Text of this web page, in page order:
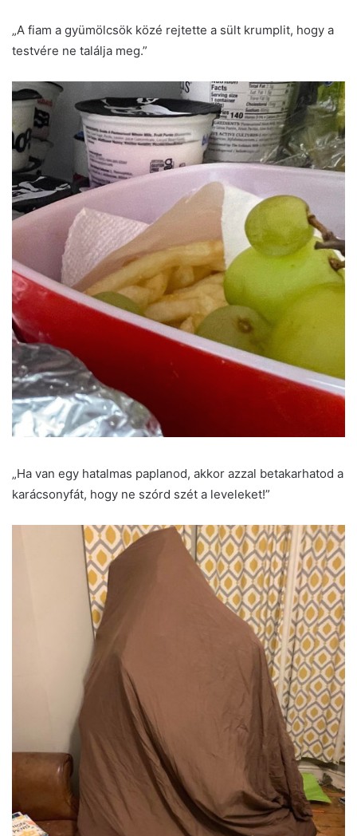
„A fiam a gyümölcsök közé rejtette a sült krumplit, hogy a
testvére ne találja meg.”
„Ha van egy hatalmas paplanod, akkor azzal betakarhatod a
karácsonyfát, hogy ne szórd szét a leveleket!”